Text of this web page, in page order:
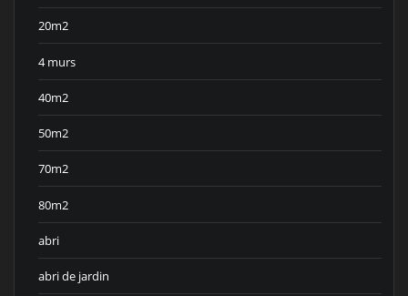
20m2
4 murs
40m2
50m2
70m2
80m2
abri
abri de jardin